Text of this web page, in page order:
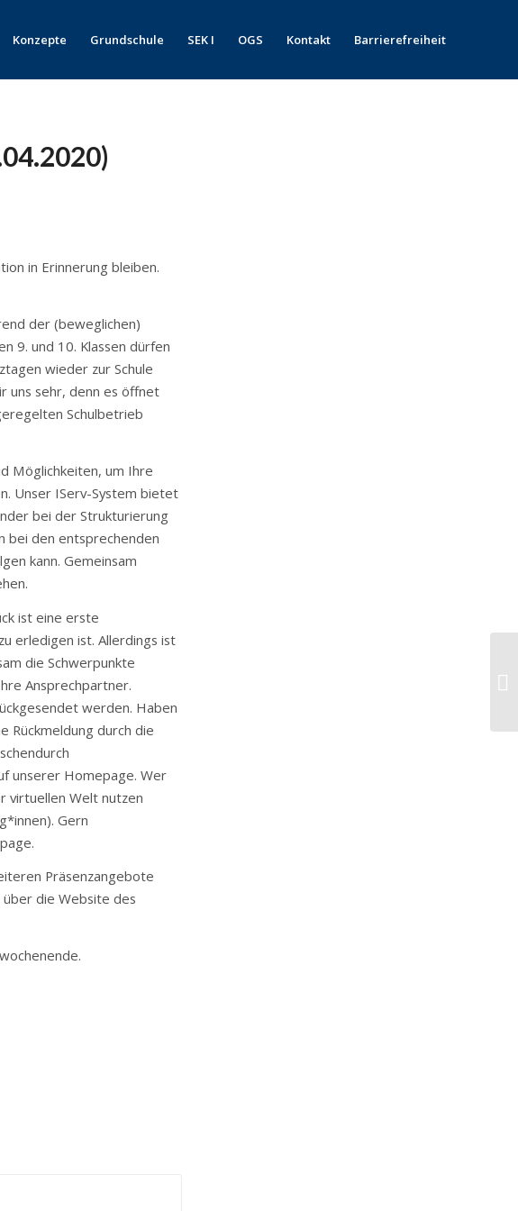
Konzepte Grundschule SEK I OGS Kontakt Barrierefreiheit
in Erinnerung bleiben.
der (beweglichen)
9. und 10. Klassen dürfen
wieder zur Schule
uns sehr, denn es öffnet
Schulbetrieb
Möglichkeiten, um Ihre
Unser IServ-System bietet
bei der Strukturierung
bei den entsprechenden
kann. Gemeinsam
ist eine erste
erledigen ist. Allerdings ist
die Schwerpunkte
Ansprechpartner.
werden. Haben
Rückmeldung durch die
unserer Homepage. Wer
virtuellen Welt nutzen
Gern
Präsenzangebote
die Website des